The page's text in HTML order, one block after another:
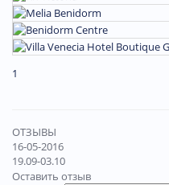
1
ОТЗЫВЫ
16-05-2016
19.09-03.10
Оставить отзыв